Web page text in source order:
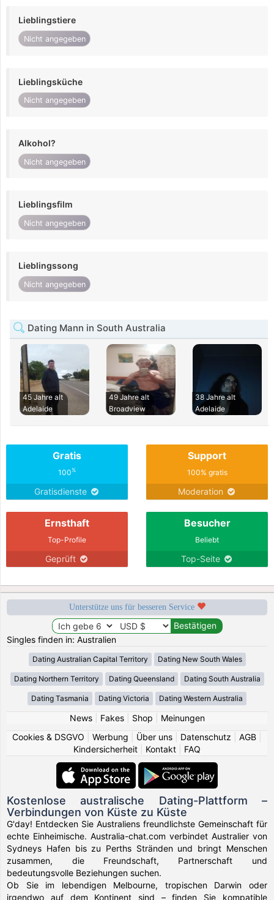
Lieblingstiere
Nicht angegeben
Lieblingsküche
Nicht angegeben
Alkohol?
Nicht angegeben
Lieblingsfilm
Nicht angegeben
Lieblingssong
Nicht angegeben
Dating Mann in South Australia
45 Jahre alt
Adelaide
49 Jahre alt
Broadview
38 Jahre alt
Adelaide
Gratis
100%
Gratisdienste
Support
100% gratis
Moderation
Ernsthaft
Top-Profile
Geprüft
Besucher
Beliebt
Top-Seite
Unterstütze uns für besseren Service
Singles finden in: Australien
Dating Australian Capital Territory Dating New South Wales
Dating Northern Territory Dating Queensland Dating South Australia
Dating Tasmania Dating Victoria Dating Western Australia
News| Fakes| Shop
Meinungen
Cookies & DSGVO
Werbung Über uns Datenschutz AGB
Kindersicherheit
Kontakt FAQ
Kostenlose australische Dating-Plattform –
Verbindungen von Küste zu Küste
G'day! Entdecken Sie Australiens freundlichste Gemeinschaft für
echte Einheimische. Australia-chat.com verbindet Australier von
Sydneys Hafen bis zu Perths Stränden und bringt Menschen
zusammen, die Freundschaft, Partnerschaft und
bedeutungsvolle Beziehungen suchen.
Ob Sie im lebendigen Melbourne, tropischen Darwin oder
irgendwo auf dem Kontinent sind – finden Sie kompatible